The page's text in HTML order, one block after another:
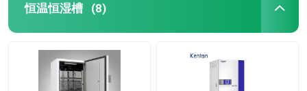
恒温恒湿槽 (8)